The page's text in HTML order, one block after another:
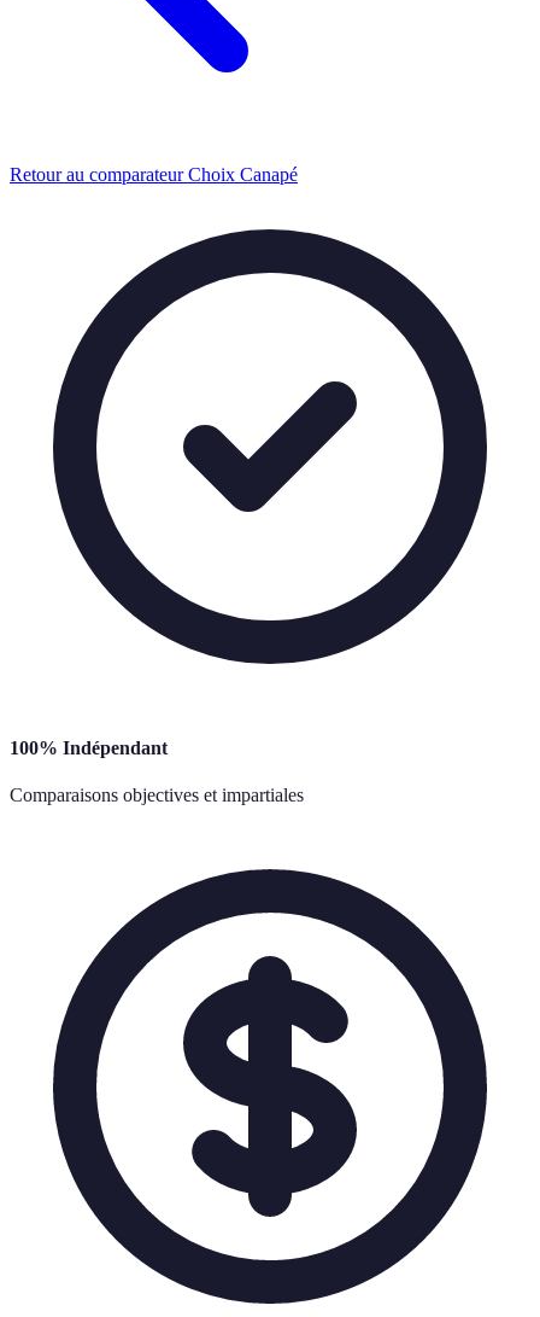
Retour au comparateur Choix Canapé
100% Indépendant
Comparaisons objectives et impartiales